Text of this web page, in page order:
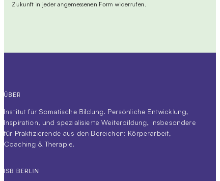
Zukunft in jeder angemessenen Form widerrufen.
ÜBER
Institut für Somatische Bildung. Persönliche Entwicklung,
Inspiration, und spezialisierte Weiterbildung, insbesondere
für Praktizierende aus den Bereichen: Körperarbeit,
Coaching & Therapie.
ISB BERLIN